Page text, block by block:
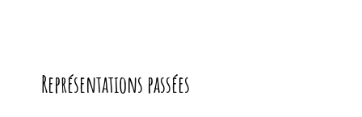
Représentations passées